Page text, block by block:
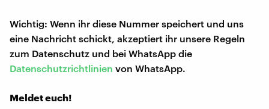
Wichtig: Wenn ihr diese Nummer speichert und uns
eine Nachricht schickt, akzeptiert ihr unsere Regeln
zum Datenschutz und bei WhatsApp die
Datenschutzrichtlinien von WhatsApp.
Meldet euch!